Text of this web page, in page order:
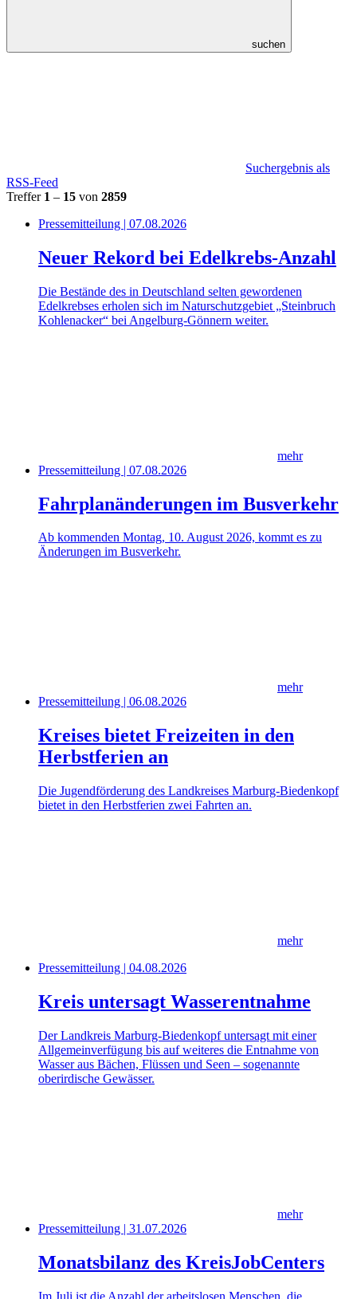
suchen
Suchergebnis als
RSS-Feed
Treffer 1 – 15 von 2859
Pressemitteilung | 07.08.2026
Neuer Rekord bei Edelkrebs-Anzahl
Die Bestände des in Deutschland selten gewordenen
Edelkrebses erholen sich im Naturschutzgebiet „Steinbruch
Kohlenacker“ bei Angelburg-Gönnern weiter.
mehr
Pressemitteilung | 07.08.2026
Fahrplanänderungen im Busverkehr
Ab kommenden Montag, 10. August 2026, kommt es zu
Änderungen im Busverkehr.
mehr
Pressemitteilung | 06.08.2026
Kreises bietet Freizeiten in den
Herbstferien an
Die Jugendförderung des Landkreises Marburg-Biedenkopf
bietet in den Herbstferien zwei Fahrten an.
mehr
Pressemitteilung | 04.08.2026
Kreis untersagt Wasserentnahme
Der Landkreis Marburg-Biedenkopf untersagt mit einer
Allgemeinverfügung bis auf weiteres die Entnahme von
Wasser aus Bächen, Flüssen und Seen – sogenannte
oberirdische Gewässer.
mehr
Pressemitteilung | 31.07.2026
Monatsbilanz des KreisJobCenters
Im Juli ist die Anzahl der arbeitslosen Menschen, die